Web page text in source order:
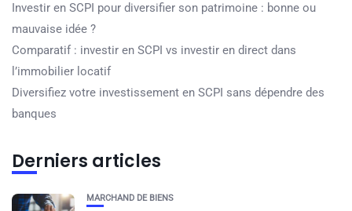
Investir en SCPI pour diversifier son patrimoine : bonne ou
mauvaise idée ?
Comparatif : investir en SCPI vs investir en direct dans
l’immobilier locatif
Diversifiez votre investissement en SCPI sans dépendre des
banques
Derniers articles
MARCHAND DE BIENS